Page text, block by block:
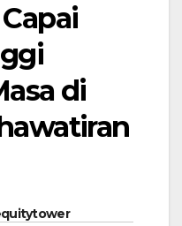
di